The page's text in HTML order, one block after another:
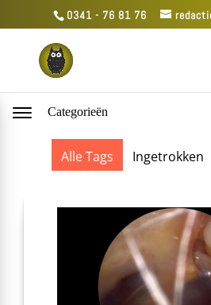
0341 - 76 81 76
Categorieën
Alle Tags Ingetrokken